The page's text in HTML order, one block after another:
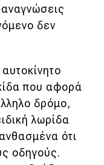
δεν
που αφορά
δρόμο,
λωρίδα
ότι
οδηγούς.